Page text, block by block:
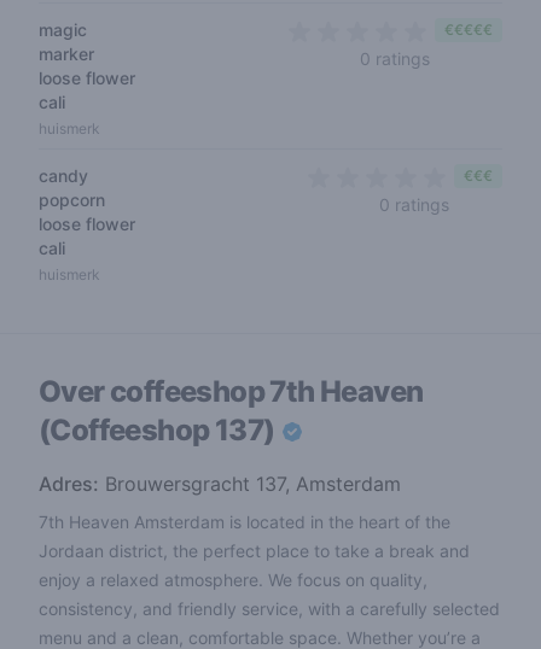
magic
marker
loose flower
cali
huismerk
0 ratings
€€€€€
candy
popcorn
loose flower
cali
huismerk
0 ratings
€€€
Over coffeeshop7th Heaven
(Coffeeshop 137)
Adres: Brouwersgracht 137, Amsterdam
7th Heaven Amsterdam is located in the heart of the
Jordaan district, the perfect place to take a break and
enjoy a relaxed atmosphere. We focus on quality,
consistency, and friendly service, with a carefully selected
menu and a clean, comfortable space. Whether you’re a